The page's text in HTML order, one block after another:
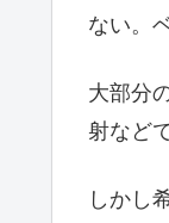
ない。
大部分
射など
しかし